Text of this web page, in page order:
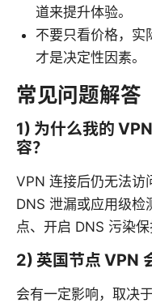
道来提升体验。
不要只看价格，实
才是决定性因素。
常见问题解答
1) 为什么我的
容？
VPN 连接后仍无法访
DNS 泄漏或应用级检
点、开启 DNS 污染保
2) 英国节点 VPN
会有一定影响，取决